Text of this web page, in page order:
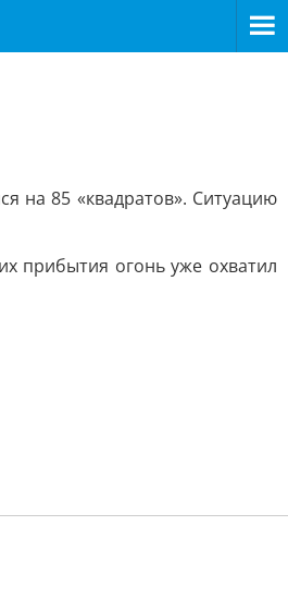
на 85 «квадратов». Ситуацию
прибытия огонь уже охватил